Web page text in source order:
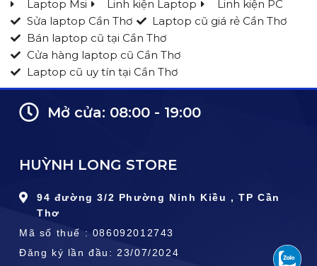
Laptop Msi
Linh kiện Laptop
Linh kiện PC
Sửa laptop Cần Thơ
Laptop cũ giá rẻ Cần Thơ
Bán laptop cũ tại Cần Thơ
Cửa hàng laptop cũ Cần Thơ
Laptop cũ uy tín tại Cần Thơ
Mở cửa: 08:00 - 19:00
HUỲNH LONG STORE
94 đường 3/2 Phường Ninh Kiều , TP Cần
Thơ
Mã số thuế : 086092012743
Đăng ký lần đầu: 23/07/2024